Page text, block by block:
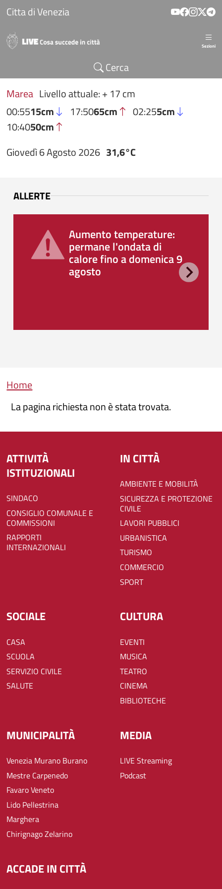
Salta al contenuto principale
Citta di Venezia
Sezioni
Cerca
Marea Livello attuale: + 17 cm
00:5515cm 17:5065cm 02:255cm
10:4050cm
Giovedì 6 Agosto 2026 31,6°C
ALLERTE
Aumento temperature:
permane l'ondata di
calore fino a domenica 9
agosto
Briciole di pane
Home
La pagina richiesta non è stata trovata.
ATTIVITÀ
ISTITUZIONALI
SINDACO
CONSIGLIO COMUNALE E
COMMISSIONI
RAPPORTI
INTERNAZIONALI
IN CITTÀ
AMBIENTE E MOBILITÀ
SICUREZZA E PROTEZIONE
CIVILE
LAVORI PUBBLICI
URBANISTICA
TURISMO
COMMERCIO
SPORT
SOCIALE
CASA
SCUOLA
SERVIZIO CIVILE
SALUTE
CULTURA
EVENTI
MUSICA
TEATRO
CINEMA
BIBLIOTECHE
MUNICIPALITÀ
Venezia Murano Burano
Mestre Carpenedo
Favaro Veneto
Lido Pellestrina
Marghera
Chirignago Zelarino
MEDIA
LIVE Streaming
Podcast
ACCADE IN CITTÀ